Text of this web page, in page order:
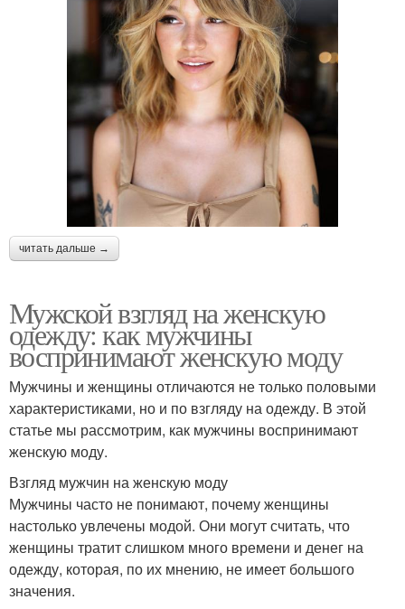
читать дальше →
Мужской взгляд на женскую
одежду: как мужчины
воспринимают женскую моду
Мужчины и женщины отличаются не только половыми
характеристиками, но и по взгляду на одежду. В этой
статье мы рассмотрим, как мужчины воспринимают
женскую моду.
Взгляд мужчин на женскую моду
Мужчины часто не понимают, почему женщины
настолько увлечены модой. Они могут считать, что
женщины тратит слишком много времени и денег на
одежду, которая, по их мнению, не имеет большого
значения.